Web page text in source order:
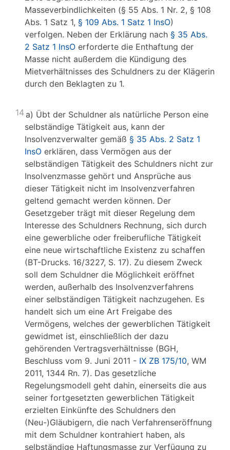
Masseverbindlichkeiten (§ 55 Abs. 1 Nr. 2, § 108
Abs. 1 Satz 1, § 109 Abs. 1 Satz 1 InsO)
verfolgen. Neben der Erklärung nach § 35 Abs.
2 Satz 1 InsO erforderte die Enthaftung der
Masse nicht außerdem die Kündigung des
Mietverhältnisses des Schuldners zu der Klägerin
durch den Beklagten zu 1.
14 a) Übt der Schuldner als natürliche Person eine
selbständige Tätigkeit aus, kann der
Insolvenzverwalter gemäß § 35 Abs. 2 Satz 1
InsO erklären, dass Vermögen aus der
selbständigen Tätigkeit des Schuldners nicht zur
Insolvenzmasse gehört und Ansprüche aus
dieser Tätigkeit nicht im Insolvenzverfahren
geltend gemacht werden können. Der
Gesetzgeber trägt mit dieser Regelung dem
Interesse des Schuldners Rechnung, sich durch
eine gewerbliche oder freiberufliche Tätigkeit
eine neue wirtschaftliche Existenz zu schaffen
(BT-Drucks. 16/3227, S. 17). Zu diesem Zweck
soll dem Schuldner die Möglichkeit eröffnet
werden, außerhalb des Insolvenzverfahrens
einer selbständigen Tätigkeit nachzugehen. Es
handelt sich um eine Art Freigabe des
Vermögens, welches der gewerblichen Tätigkeit
gewidmet ist, einschließlich der dazu
gehörenden Vertragsverhältnisse (BGH,
Beschluss vom 9. Juni 2011 - IX ZB 175/10, WM
2011, 1344 Rn. 7). Das gesetzliche
Regelungsmodell geht dahin, einerseits die aus
seiner fortgesetzten gewerblichen Tätigkeit
erzielten Einkünfte des Schuldners den
(Neu-)Gläubigern, die nach Verfahrenseröffnung
mit dem Schuldner kontrahiert haben, als
selbständige Haftungsmasse zur Verfügung zu